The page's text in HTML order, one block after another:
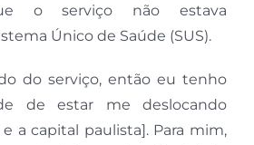
o serviço não estava
Único de Saúde (SUS).
do serviço, então eu tenho
de estar me deslocando
a capital paulista]. Para mim,